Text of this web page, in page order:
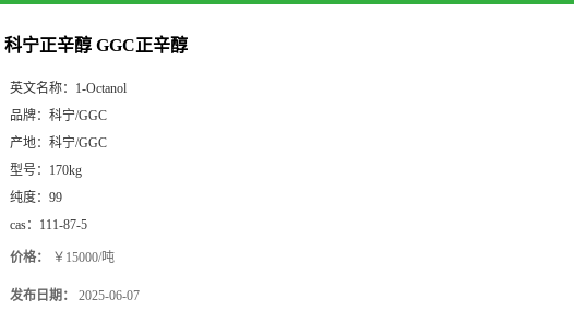
科宁正辛醇 GGC正辛醇
英文名称： 1-Octanol
品牌： 科宁/GGC
产地： 科宁/GGC
型号： 170kg
纯度： 99
cas： 111-87-5
价格： ￥15000/吨
发布日期： 2025-06-07